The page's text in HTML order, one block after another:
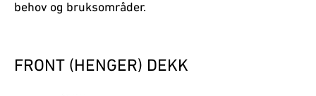
behov og bruksområder.
FRONT (HENGER) DEKK